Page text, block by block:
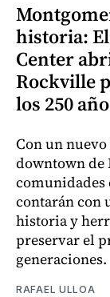
historia:
Center
Rockville
los 250
Con un
downtown de
comunidades
contarán con
historia y
preservar el
generaciones.
RAFAEL ULLOA